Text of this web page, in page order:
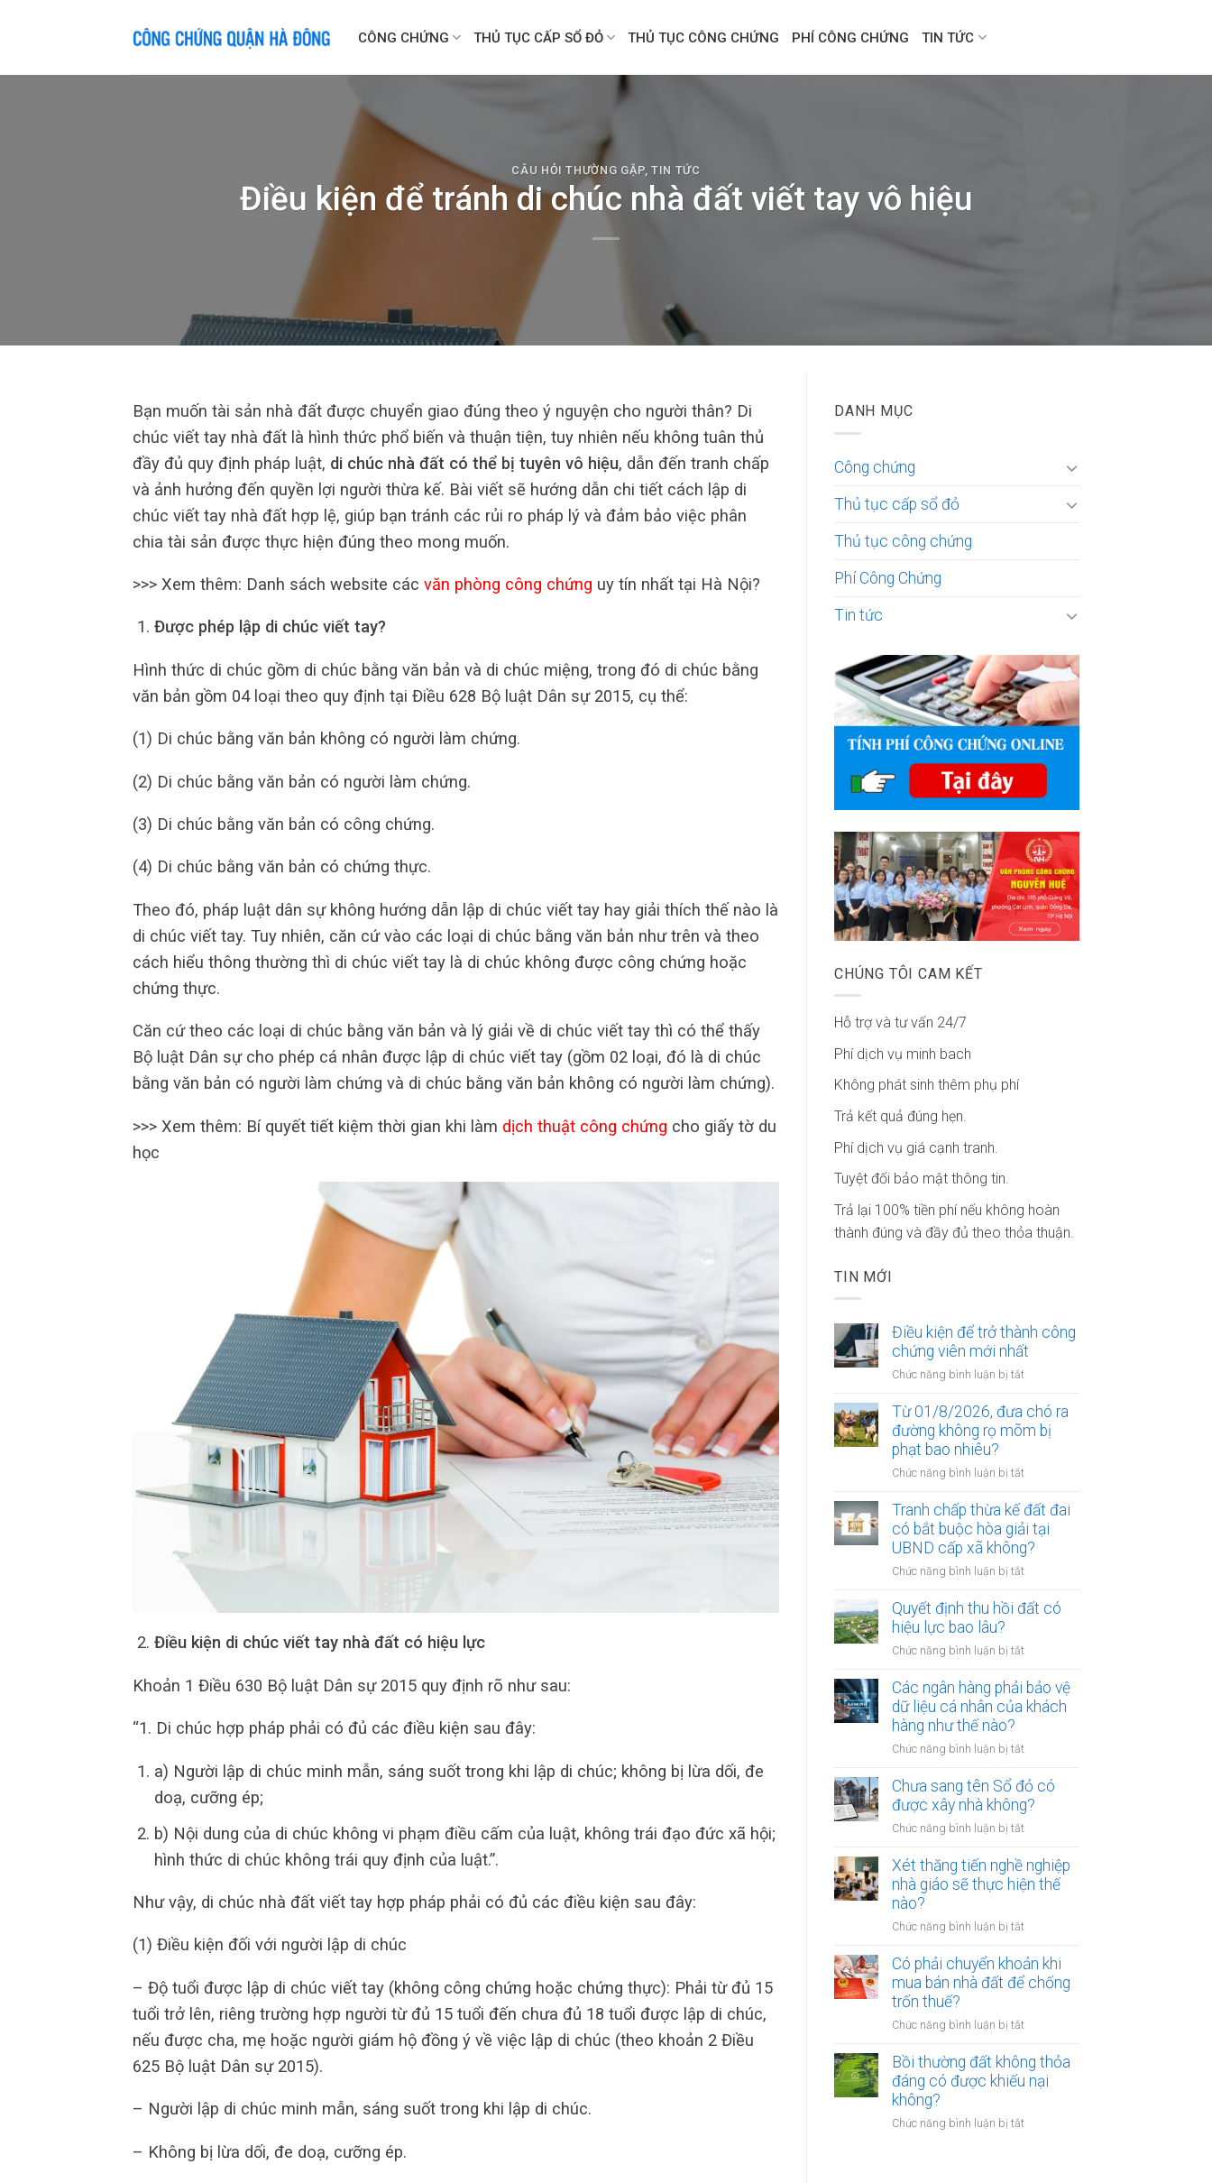
CÔNG CHỨNG THỦ TỤC CẤP SỔ ĐỎ THỦ TỤC CÔNG CHỨNG PHÍ CÔNG CHỨNG TIN TỨC
CÂU HỎI THƯỜNG GẶP,TIN TỨC
Điều kiện để tránh di chúc nhà đất viết tay vô hiệu
Bạn muốn tài sản nhà đất được chuyển giao đúng theo ý nguyện cho người thân? Di
chúc viết tay nhà đất là hình thức phổ biến và thuận tiện, tuy nhiên nếu không tuân thủ
đầy đủ quy định pháp luật, di chúc nhà đất có thể bị tuyên vô hiệu, dẫn đến tranh chấp
và ảnh hưởng đến quyền lợi người thừa kế. Bài viết sẽ hướng dẫn chi tiết cách lập di
chúc viết tay nhà đất hợp lệ, giúp bạn tránh các rủi ro pháp lý và đảm bảo việc phân
chia tài sản được thực hiện đúng theo mong muốn.
>>> Xem thêm: Danh sách website các văn phòng công chứng uy tín nhất tại Hà Nội?
Được phép lập di chúc viết tay?
Hình thức di chúc gồm di chúc bằng văn bản và di chúc miệng, trong đó di chúc bằng
văn bản gồm 04 loại theo quy định tại Điều 628 Bộ luật Dân sự 2015, cụ thể:
(1) Di chúc bằng văn bản không có người làm chứng.
(2) Di chúc bằng văn bản có người làm chứng.
(3) Di chúc bằng văn bản có công chứng.
(4) Di chúc bằng văn bản có chứng thực.
Theo đó, pháp luật dân sự không hướng dẫn lập di chúc viết tay hay giải thích thế nào là
di chúc viết tay. Tuy nhiên, căn cứ vào các loại di chúc bằng văn bản như trên và theo
cách hiểu thông thường thì di chúc viết tay là di chúc không được công chứng hoặc
chứng thực.
Căn cứ theo các loại di chúc bằng văn bản và lý giải về di chúc viết tay thì có thể thấy
Bộ luật Dân sự cho phép cá nhân được lập di chúc viết tay (gồm 02 loại, đó là di chúc
bằng văn bản có người làm chứng và di chúc bằng văn bản không có người làm chứng).
>>> Xem thêm: Bí quyết tiết kiệm thời gian khi làm dịch thuật công chứng cho giấy tờ du
học
Điều kiện di chúc viết tay nhà đất có hiệu lực
Khoản 1 Điều 630 Bộ luật Dân sự 2015 quy định rõ như sau:
“1. Di chúc hợp pháp phải có đủ các điều kiện sau đây:
a) Người lập di chúc minh mẫn, sáng suốt trong khi lập di chúc; không bị lừa dối, đe
doạ, cưỡng ép;
b) Nội dung của di chúc không vi phạm điều cấm của luật, không trái đạo đức xã hội;
hình thức di chúc không trái quy định của luật.”.
Như vậy, di chúc nhà đất viết tay hợp pháp phải có đủ các điều kiện sau đây:
(1) Điều kiện đối với người lập di chúc
– Độ tuổi được lập di chúc viết tay (không công chứng hoặc chứng thực): Phải từ đủ 15
tuổi trở lên, riêng trường hợp người từ đủ 15 tuổi đến chưa đủ 18 tuổi được lập di chúc,
nếu được cha, mẹ hoặc người giám hộ đồng ý về việc lập di chúc (theo khoản 2 Điều
625 Bộ luật Dân sự 2015).
– Người lập di chúc minh mẫn, sáng suốt trong khi lập di chúc.
– Không bị lừa dối, đe doạ, cưỡng ép.
DANH MỤC
Công chứng
Thủ tục cấp sổ đỏ
Thủ tục công chứng
Phí Công Chứng
Tin tức
CHÚNG TÔI CAM KẾT
Hỗ trợ và tư vấn 24/7
Phí dịch vụ minh bach
Không phát sinh thêm phụ phí
Trả kết quả đúng hẹn.
Phí dịch vụ giá cạnh tranh.
Tuyệt đối bảo mật thông tin.
Trả lại 100% tiền phí nếu không hoàn
thành đúng và đầy đủ theo thỏa thuận.
TIN MỚI
Điều kiện để trở thành công
chứng viên mới nhất
Chức năng bình luận bị tắt
kiện
để
công
viên
mới
nhất
Từ 01/8/2026, đưa chó ra
đường không rọ mõm bị
phạt bao nhiêu?
Chức năng bình luận bị tắt
01/8/2026,
đưa
chó
ra
đường
rọ
bao
nhiêu?
Tranh chấp thừa kế đất đai
có bắt buộc hòa giải tại
UBND cấp xã không?
Chức năng bình luận bị tắt
chấp
đất
có
bắt
tại
UBND
cấp
Quyết định thu hồi đất có
hiệu lực bao lâu?
Chức năng bình luận bị tắt
định
thu
có
lực
bao
Các ngân hàng phải bảo vệ
dữ liệu cá nhân của khách
hàng như thế nào?
Chức năng bình luận bị tắt
ngân
hàng
phải
bảo
dữ
liệu
khách
hàng
như
Chưa sang tên Sổ đỏ có
được xây nhà không?
Chức năng bình luận bị tắt
sang
tên
Sổ
có
xây
nhà
Xét thăng tiến nghề nghiệp
nhà giáo sẽ thực hiện thế
nào?
Chức năng bình luận bị tắt
thăng
tiến
nhà
sẽ
thực
Có phải chuyển khoản khi
mua bán nhà đất để chống
trốn thuế?
Chức năng bình luận bị tắt
phải
chuyển
khoản
mua
Bồi thường đất không thỏa
đáng có được khiếu nại
không?
Chức năng bình luận bị tắt